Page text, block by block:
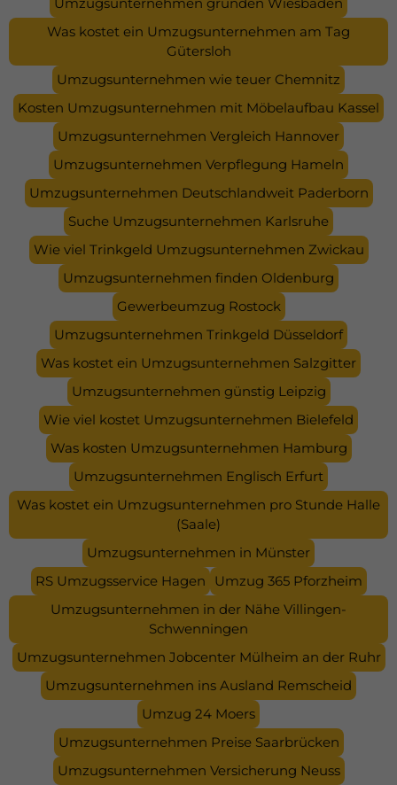
Umzugsunternehmen gründen Wiesbaden
Was kostet ein Umzugsunternehmen am Tag
Gütersloh
Umzugsunternehmen wie teuer Chemnitz
Kosten Umzugsunternehmen mit Möbelaufbau Kassel
Umzugsunternehmen Vergleich Hannover
Umzugsunternehmen Verpflegung Hameln
Umzugsunternehmen Deutschlandweit Paderborn
Suche Umzugsunternehmen Karlsruhe
Wie viel Trinkgeld Umzugsunternehmen Zwickau
Umzugsunternehmen finden Oldenburg
Gewerbeumzug Rostock
Umzugsunternehmen Trinkgeld Düsseldorf
Was kostet ein Umzugsunternehmen Salzgitter
Umzugsunternehmen günstig Leipzig
Wie viel kostet Umzugsunternehmen Bielefeld
Was kosten Umzugsunternehmen Hamburg
Umzugsunternehmen Englisch Erfurt
Was kostet ein Umzugsunternehmen pro Stunde Halle
(Saale)
Umzugsunternehmen in Münster
RS Umzugsservice Hagen
Umzug 365 Pforzheim
Umzugsunternehmen in der Nähe Villingen-
Schwenningen
Umzugsunternehmen Jobcenter Mülheim an der Ruhr
Umzugsunternehmen ins Ausland Remscheid
Umzug 24 Moers
Umzugsunternehmen Preise Saarbrücken
Umzugsunternehmen Versicherung Neuss